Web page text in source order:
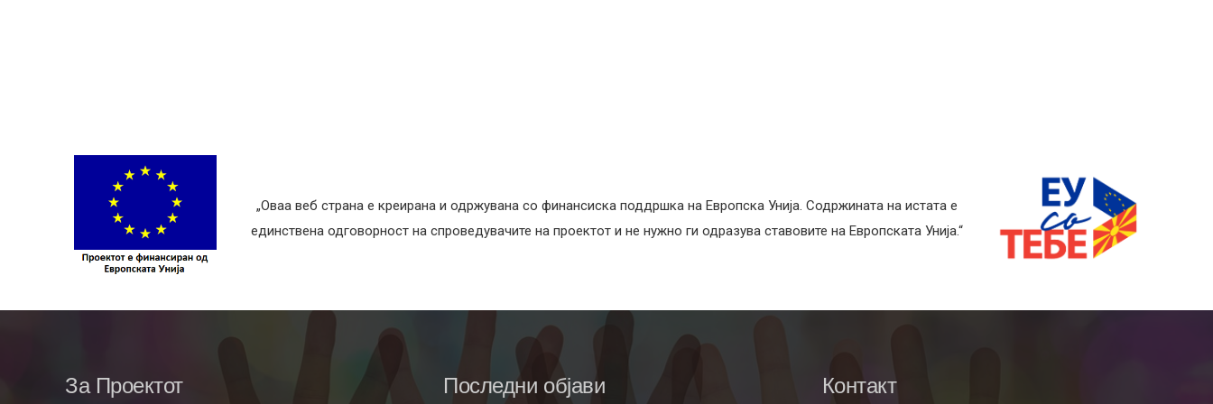
„Оваа веб страна е креирана и одржувана со финансиска поддршка на Европска Унија. Содржината на истата е
единствена одговорност на спроведувачите на проектот и не нужно ги одразува ставовите на Европската Унија.“
За Проектот Последни објави Контакт